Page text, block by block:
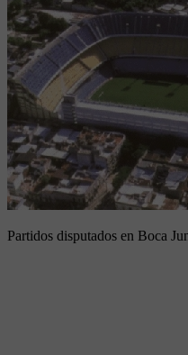
Partidos disputados en Boca